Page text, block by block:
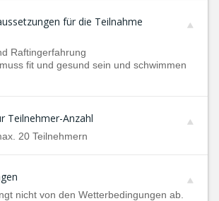
für die Teilnahme
Raftingerfahrung
fit und gesund sein und schwimmen
Teilnehmer-Anzahl
20 Teilnehmern
nicht von den Wetterbedingungen ab.